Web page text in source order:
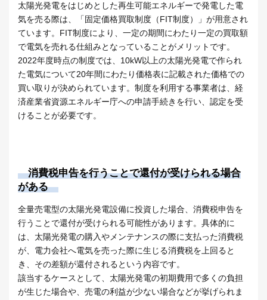
太陽光発電をはじめとした再生可能エネルギーで発電した電
気を売る際は、「固定価格買取制度（FIT制度）」が用意され
ています。FIT制度により、一定の期間にわたり一定の買取額
で電気を売れる仕組みとなっていることがメリットです。
2022年度時点の制度では、10kW以上の太陽光発電で作られ
た電気について20年間にわたり価格表に記載された価格での
買い取りが決められています。制度を利用する事業者は、経
済産業省資源エネルギー庁への申請手続きを行い、認定を受
けることが必要です。
消費税申告を行うことで還付が受けられる場合
がある
全量売電型の太陽光発電設備に投資した場合、消費税申告を
行うことで還付が受けられる可能性があります。具体的に
は、太陽光発電の購入やメンテナンスの際に支払った消費税
が、電力会社へ電気を売った際に生じる消費税を上回ると
き、その差額が還付されるという内容です。
該当するケースとして、太陽光発電の初期費用で多くの負担
が生じた場合や、売電の利益が少ない場合などが挙げられま